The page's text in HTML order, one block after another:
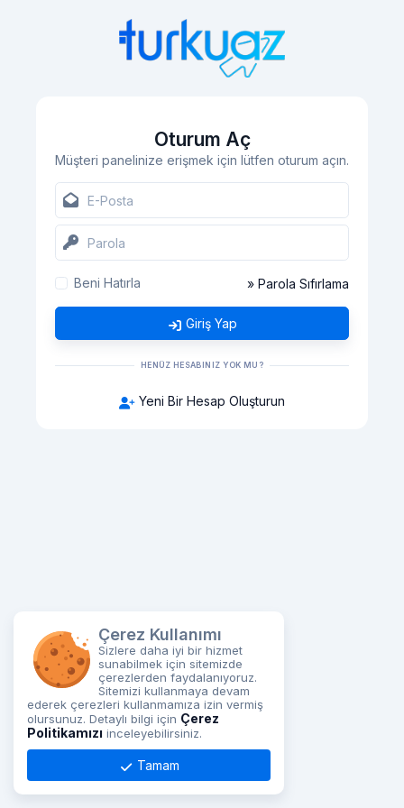
Oturum Aç
Müşteri panelinize erişmek için lütfen oturum açın.
Beni Hatırla » Parola Sıfırlama
Giriş Yap
HENÜZ HESABINIZ YOK MU?
Yeni Bir Hesap Oluşturun
Çerez Kullanımı
Sizlere daha iyi bir hizmet
sunabilmek için sitemizde
çerezlerden faydalanıyoruz.
Sitemizi kullanmaya devam
ederek çerezleri kullanmamıza izin vermiş
olursunuz. Detaylı bilgi için Çerez
Politikamızı inceleyebilirsiniz.
Tamam